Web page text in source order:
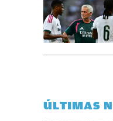
ÚLTIMAS